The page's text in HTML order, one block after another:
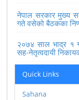
नेपाल सरकार मुख्य
गते वसेको बैठकका
२०७४ साल भाद्र १
सह-नेतृत्वदायी
Quick Links
Sahana